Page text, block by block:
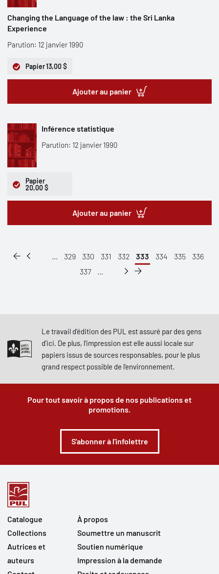
Changing the Language of the law : the Sri Lanka
Experience
Parution: 12 janvier 1990
Papier13,00 $
Ajouter au panier
Inférence statistique
Parution: 12 janvier 1990
Papier
20,00 $
Ajouter au panier
... 329 330 331 332 333 334 335
336
337
...
Le travail d'édition des PUL est assuré par des gens
d'ici. De plus, l'impression est elle aussi locale sur
papiers issus de sources responsables, pour le plus
grand respect possible de l'environnement.
Pour tout savoir à propos de nos publications et
promotions.
S'abonner à l'infolettre
Catalogue
Collections
Autrices et
auteurs
À propos
Soumettre un manuscrit
Soutien numérique
Impression à la demande